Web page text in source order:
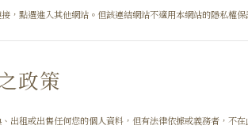
，點選進入其他網站。但該連結網站不適用本網站的隱私權
政策
出租或出售任何您的個人資料，但有法律依據或義務者，不在